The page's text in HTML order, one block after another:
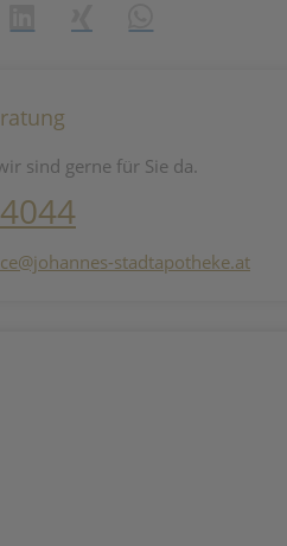
sind gerne für Sie da.
stadtapotheke.at